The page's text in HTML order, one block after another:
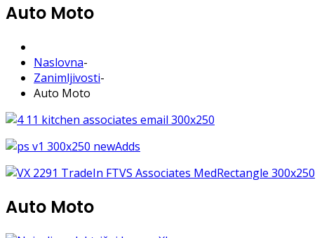
Auto Moto
Naslovna-
Zanimljivosti-
Auto Moto
Auto Moto